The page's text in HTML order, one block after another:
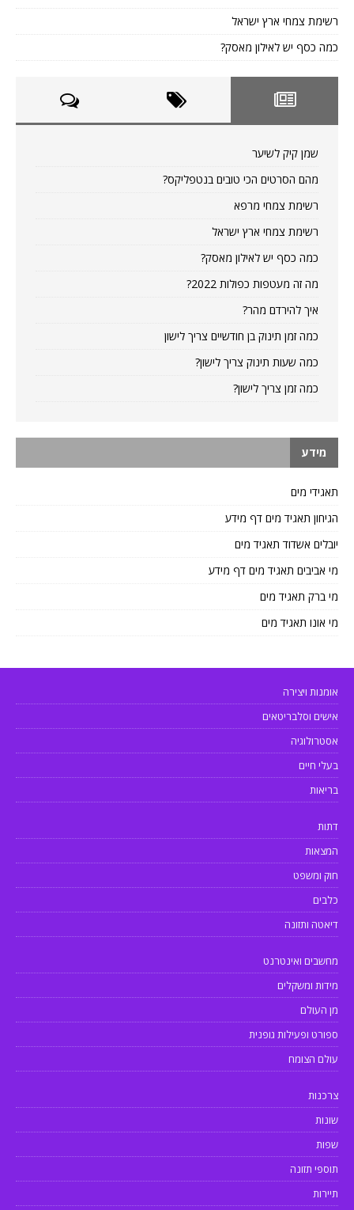
רשימת צמחי ארץ ישראל
כמה כסף יש לאילון מאסק?
שמן קיק לשיער
מהם הסרטים הכי טובים בנטפליקס?
רשימת צמחי מרפא
רשימת צמחי ארץ ישראל
כמה כסף יש לאילון מאסק?
מה זה מעטפות כפולות 2022?
איך להירדם מהר?
כמה זמן תינוק בן חודשיים צריך לישון
כמה שעות תינוק צריך לישון?
כמה זמן צריך לישון?
מידע
תאגידי מים
הגיחון תאגיד מים דף מידע
יובלים אשדוד תאגיד מים
מי אביבים תאגיד מים דף מידע
מי ברק תאגיד מים
מי אונו תאגיד מים
אומנות ויצירה
אישים וסלבריטאים
אסטרולוגיה
בעלי חיים
בריאות
דתות
המצאות
חוק ומשפט
כלבים
דיאטה ותזונה
מחשבים ואינטרנט
מידות ומשקלים
מן העולם
ספורט ופעילות גופנית
עולם הצומח
צרכנות
שונות
שפות
תוספי תזונה
תיירות